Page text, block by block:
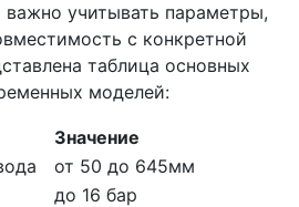
учитывать параметры,
с конкретной
таблица основных
моделей:
Значение
от 50 до 645мм
до 16 бар